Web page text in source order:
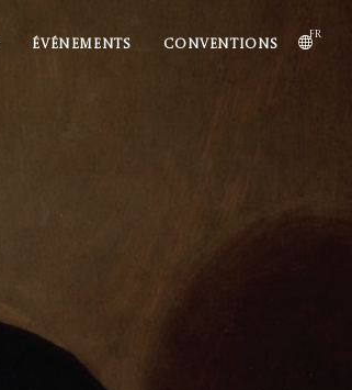
fr
ÉVÉNEMENTS CONVENTIONS